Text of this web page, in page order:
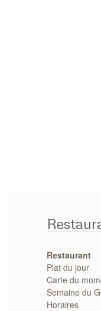
Restaurant
Plat du jour
Carte du
Semaine du
Horaires